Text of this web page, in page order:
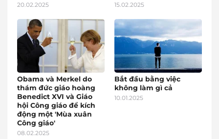
20.02.2025 15.02.2025
Obama và Merkel do
thám đức giáo hoàng
Benedict XVI và Giáo
hội Công giáo để kích
động một 'Mùa xuân
Công giáo'
08.02.2025
Bắt đầu bằng việc
không làm gì cả
10.01.2025